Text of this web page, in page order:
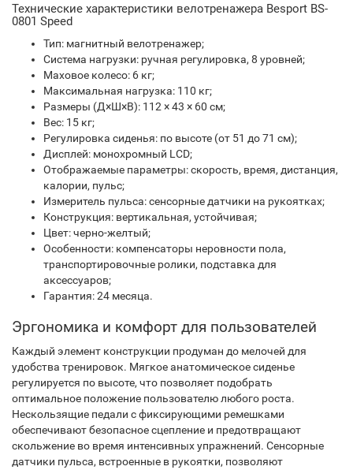
Технические характеристики велотренажера Besport BS-
0801 Speed
Тип: магнитный велотренажер;
Система нагрузки: ручная регулировка, 8 уровней;
Маховое колесо: 6 кг;
Максимальная нагрузка: 110 кг;
Размеры (Д×Ш×В): 112 × 43 × 60 см;
Вес: 15 кг;
Регулировка сиденья: по высоте (от 51 до 71 см);
Дисплей: монохромный LCD;
Отображаемые параметры: скорость, время, дистанция,
калории, пульс;
Измеритель пульса: сенсорные датчики на рукоятках;
Конструкция: вертикальная, устойчивая;
Цвет: черно-желтый;
Особенности: компенсаторы неровности пола,
транспортировочные ролики, подставка для
аксессуаров;
Гарантия: 24 месяца.
Эргономика и комфорт для пользователей
Каждый элемент конструкции продуман до мелочей для
удобства тренировок. Мягкое анатомическое сиденье
регулируется по высоте, что позволяет подобрать
оптимальное положение пользователю любого роста.
Нескользящие педали с фиксирующими ремешками
обеспечивают безопасное сцепление и предотвращают
скольжение во время интенсивных упражнений. Сенсорные
датчики пульса, встроенные в рукоятки, позволяют